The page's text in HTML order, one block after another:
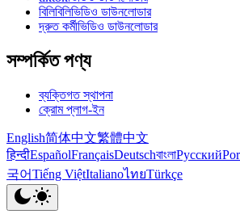
বিলিবিলিভিডিও ডাউনলোডার
দ্রুত কর্মীভিডিও ডাউনলোডার
সম্পর্কিত পণ্য
ব্যক্তিগত স্থাপনা
ক্রোম প্লাগ-ইন
English简体中文繁體中文
हिन्दीEspañolFrançaisDeutschবাংলাРусский
국어Tiếng ViệtItalianoไทยTürkçe